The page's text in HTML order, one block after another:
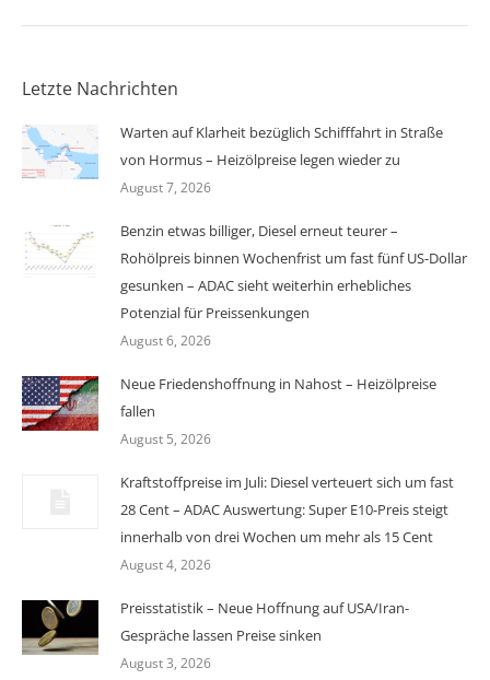
Letzte Nachrichten
Warten auf Klarheit bezüglich Schifffahrt in Straße
von Hormus – Heizölpreise legen wieder zu
August 7, 2026
Benzin etwas billiger, Diesel erneut teurer –
Rohölpreis binnen Wochenfrist um fast fünf US-Dollar
gesunken – ADAC sieht weiterhin erhebliches
Potenzial für Preissenkungen
August 6, 2026
Neue Friedenshoffnung in Nahost – Heizölpreise
fallen
August 5, 2026
Kraftstoffpreise im Juli: Diesel verteuert sich um fast
28 Cent – ADAC Auswertung: Super E10-Preis steigt
innerhalb von drei Wochen um mehr als 15 Cent
August 4, 2026
Preisstatistik – Neue Hoffnung auf USA/Iran-
Gespräche lassen Preise sinken
August 3, 2026